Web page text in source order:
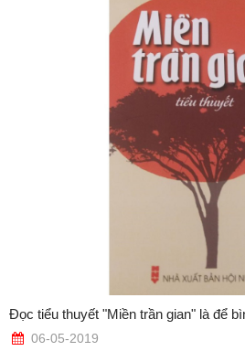
Đọc tiểu thuyết "Miền trần gian" là để
06-05-2019